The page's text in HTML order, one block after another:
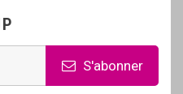
S'abonner